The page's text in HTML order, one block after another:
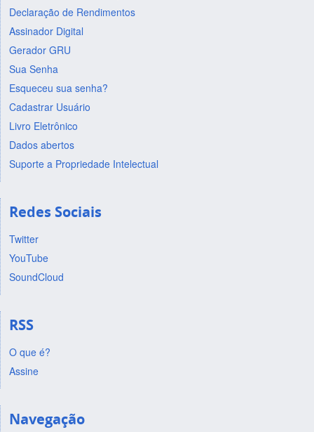
Declaração de Rendimentos
Assinador Digital
Gerador GRU
Sua Senha
Esqueceu sua senha?
Cadastrar Usuário
Livro Eletrônico
Dados abertos
Suporte a Propriedade Intelectual
Redes Sociais
Twitter
YouTube
SoundCloud
RSS
O que é?
Assine
Navegação